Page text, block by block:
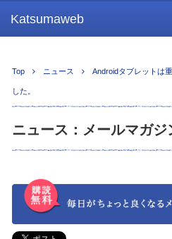
Katsumaweb
Top ニュース Androidタブレットは
した。
ニュース：メールマガジ